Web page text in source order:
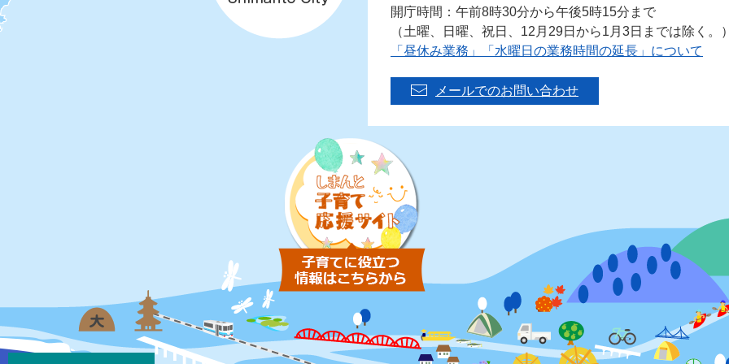
開庁時間：午前8時30分から午後5時15分まで
（土曜、日曜、祝日、12月29日から1月3日までは除く。
「昼休み業務」「水曜日の業務時間の延長」について
メールでのお問い合わせ